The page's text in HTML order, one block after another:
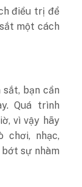
điều trị để
một cách
bạn cần
Quá trình
vì vậy hãy
chơi, nhạc,
sự nhàm